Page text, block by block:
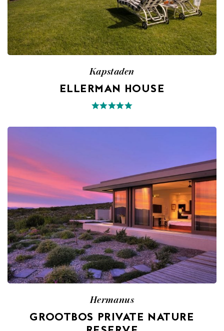
Kapstaden
ELLERMAN HOUSE
Hermanus
GROOTBOS PRIVATE NATURE